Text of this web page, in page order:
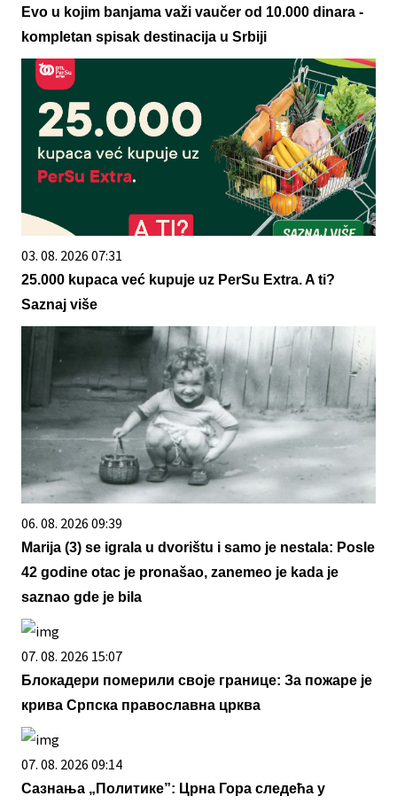
Evo u kojim banjama važi vaučer od 10.000 dinara -
kompletan spisak destinacija u Srbiji
03. 08. 2026 07:31
25.000 kupaca već kupuje uz PerSu Extra. A ti?
Saznaj više
06. 08. 2026 09:39
Marija (3) se igrala u dvorištu i samo je nestala: Posle
42 godine otac je pronašao, zanemeo je kada je
saznao gde je bila
07. 08. 2026 15:07
Блокадери померили своје границе: За пожаре је
крива Српска православна црква
07. 08. 2026 09:14
Сазнања „Политике”: Црна Гора следећа у